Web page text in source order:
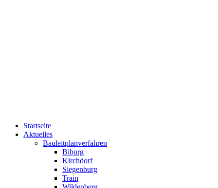
Startseite
Aktuelles
Bauleitplanverfahren
Biburg
Kirchdorf
Siegenburg
Train